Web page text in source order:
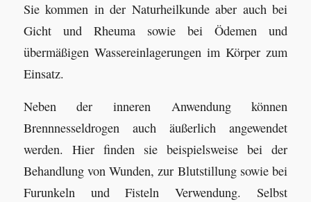
Sie kommen in der Naturheilkunde aber auch bei
Gicht und Rheuma sowie bei Ödemen und
übermäßigen Wassereinlagerungen im Körper zum
Einsatz.
Neben der inneren Anwendung können
Brennnesseldrogen auch äußerlich angewendet
werden. Hier finden sie beispielsweise bei der
Behandlung von Wunden, zur Blutstillung sowie bei
Furunkeln und Fisteln Verwendung. Selbst